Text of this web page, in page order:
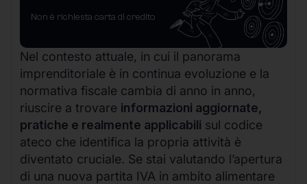
Non è richiesta carta di credito
Nel contesto attuale, in cui il panorama
imprenditoriale è in continua evoluzione e la
normativa fiscale cambia di anno in anno,
riuscire a trovare informazioni aggiornate,
pratiche e realmente applicabili sul codice
ateco che identifica la propria attività è
diventato cruciale. Se stai valutando l’apertura
di una nuova partita IVA in ambito alimentare